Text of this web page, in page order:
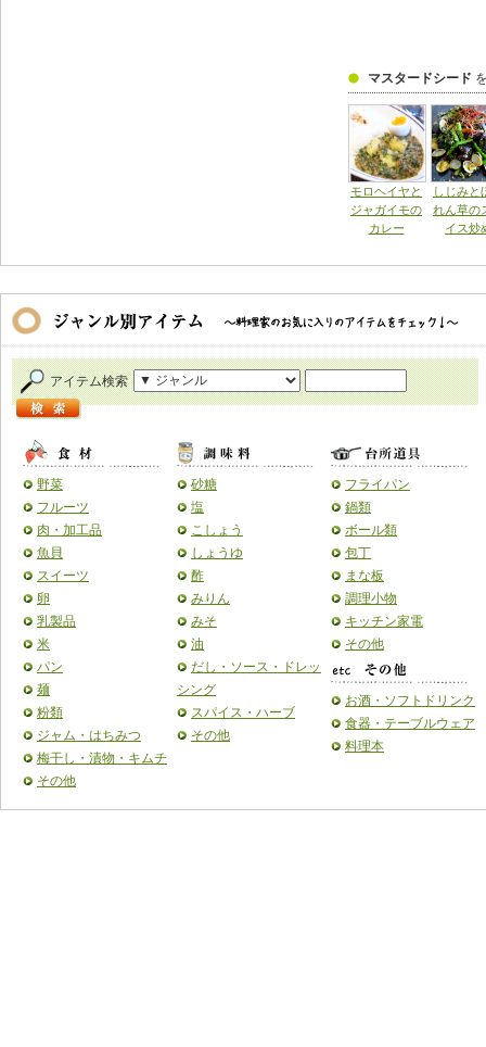
マスタードシード
モロヘイヤと
ジャガイモの
カレー
しじみと
れん草の
イス炒
アイテム検索
野菜
フルーツ
肉・加工品
魚貝
スイーツ
卵
乳製品
米
パン
麺
粉類
ジャム・はちみつ
梅干し・漬物・キムチ
その他
砂糖
塩
こしょう
しょうゆ
酢
みりん
みそ
油
だし・ソース・ドレッ
シング
スパイス・ハーブ
その他
フライパン
鍋類
ボール類
包丁
まな板
調理小物
キッチン家電
その他
お酒・ソフトドリンク
食器・テーブルウェア
料理本